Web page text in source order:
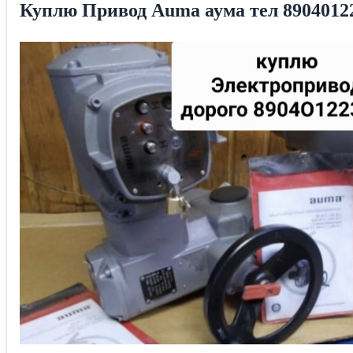
Куплю Привод Auma аума тел